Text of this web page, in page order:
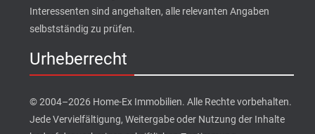
Interessenten sind angehalten, alle relevanten Angaben
selbstständig zu prüfen.
Urheberrecht
© 2004–2026 Home-Ex Immobilien. Alle Rechte vorbehalten.
Jede Vervielfältigung, Weitergabe oder Nutzung der Inhalte